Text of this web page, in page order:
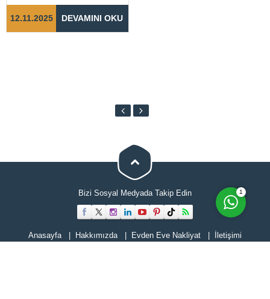
12.11.2025 DEVAMINI OKU
Bizi Sosyal Medyada Takip Edin
Anasayfa Hakkımızda Evden Eve Nakliyat İletişimi
Cevap Yaz
1